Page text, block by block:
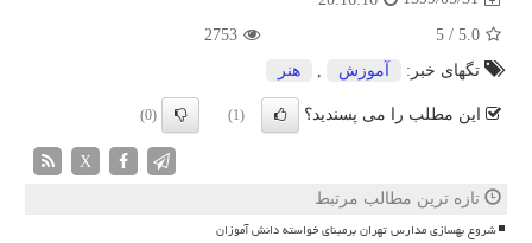
5.0
/
5
2753
تگهای خبر:
آموزش هنر
این مطلب را می پسندید؟ (1)
(0)
X
تازه ترین مطالب مرتبط
شروع بهسازی مدارس تهران برمبنای خواسته دانش آموزان